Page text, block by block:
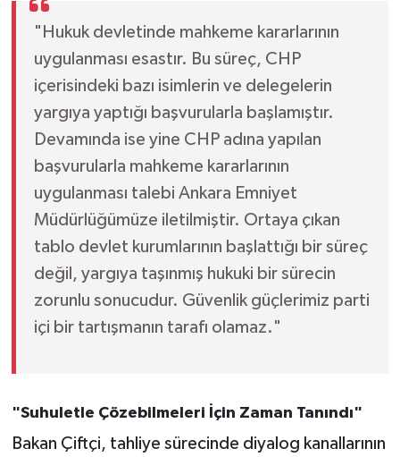
"Hukuk devletinde mahkeme kararlarının
uygulanması esastır. Bu süreç, CHP
içerisindeki bazı isimlerin ve delegelerin
yargıya yaptığı başvurularla başlamıştır.
Devamında ise yine CHP adına yapılan
başvurularla mahkeme kararlarının
uygulanması talebi Ankara Emniyet
Müdürlüğümüze iletilmiştir. Ortaya çıkan
tablo devlet kurumlarının başlattığı bir süreç
değil, yargıya taşınmış hukuki bir sürecin
zorunlu sonucudur. Güvenlik güçlerimiz parti
içi bir tartışmanın tarafı olamaz."
"Suhuletle Çözebilmeleri İçin Zaman Tanındı"
Bakan Çiftçi, tahliye sürecinde diyalog kanallarının